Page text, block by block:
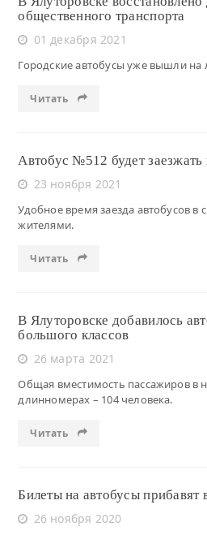
общественного транспорта
01 декабря 2021
Городские автобусы уже вышли
Читать
Автобус №512 будет заезжать
23 ноября 2021
Удобное время заезда автобусов в
жителями.
Читать
В Ялуторовске добавилось
большого классов
26 марта 2021
Общая вместимость пассажиров в
длинномерах – 104 человека.
Читать
Билеты на автобусы прибавят
26 ноября 2020